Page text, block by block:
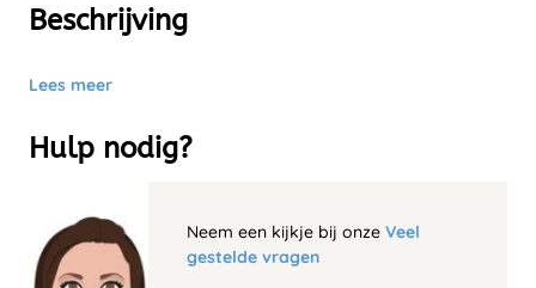
Beschrijving
Lees meer
Hulp nodig?
Neem een kijkje bij onze Veel
gestelde vragen